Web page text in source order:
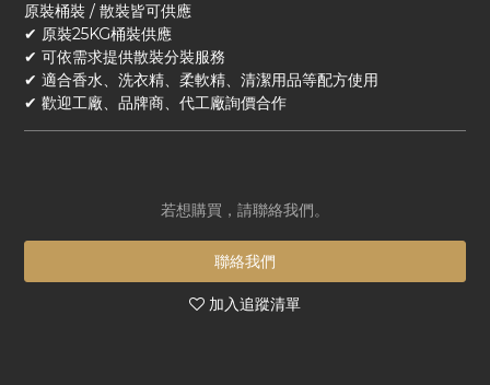
原裝桶裝 / 散裝皆可供應
✔ 原裝25KG桶裝供應
✔ 可依需求提供散裝分裝服務
✔ 適合香水、洗衣精、柔軟精、清潔用品等配方使用
✔ 歡迎工廠、品牌商、代工廠詢價合作
若想購買，請聯絡我們。
聯絡我們
加入追蹤清單